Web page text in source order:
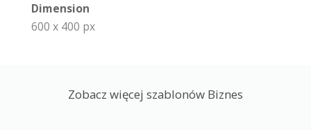
Dimension
600 x 400 px
Zobacz więcej szablonów Biznes